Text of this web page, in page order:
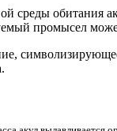
среды
промысел